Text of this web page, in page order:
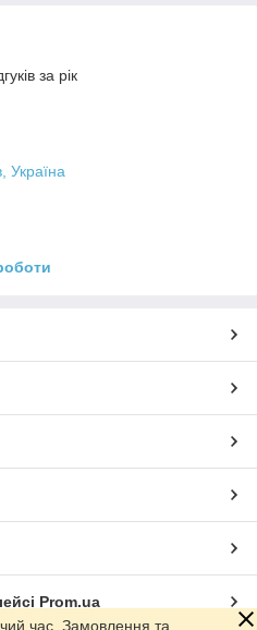
за рік
Україна
Prom.ua
час. Замовлення та